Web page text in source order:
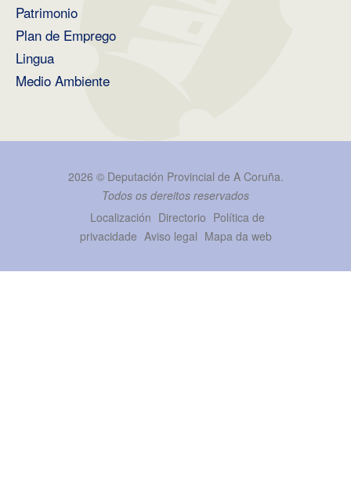
Patrimonio
Plan de Emprego
Lingua
Medio Ambiente
2026 © Deputación Provincial de A Coruña.
Todos os dereitos reservados
Localización Directorio Política de
privacidade Aviso legal Mapa da web